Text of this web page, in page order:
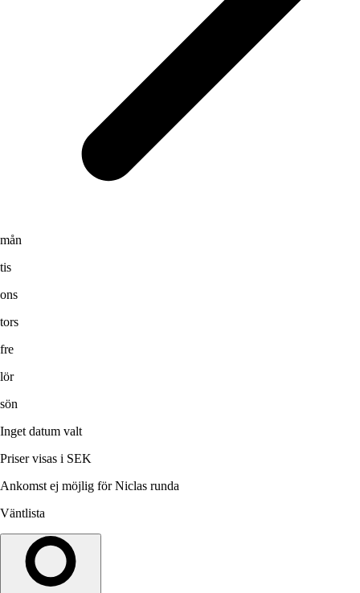
mån
tis
ons
tors
fre
lör
sön
Inget datum valt
Priser visas i SEK
Ankomst ej möjlig för Niclas runda
Väntlista